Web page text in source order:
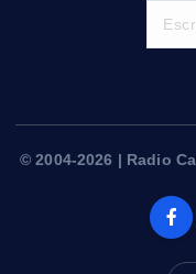
© 2004-2026 | Radio